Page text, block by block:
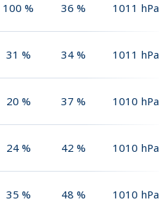
100 % 36 % 1011 hPa
31 % 34 % 1011 hPa
20 % 37 % 1010 hPa
24 % 42 % 1010 hPa
35 % 48 % 1010 hPa